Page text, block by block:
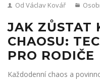
Od Václav Kovář
JAK ZŮSTAT
CHAOSU:
PRO RODIČE
Každodenní chaos a